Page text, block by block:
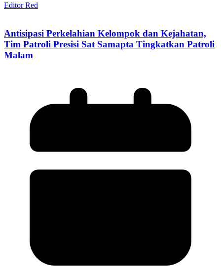
Editor Red
Antisipasi Perkelahian Kelompok dan Kejahatan,
Tim Patroli Presisi Sat Samapta Tingkatkan Patroli
Malam